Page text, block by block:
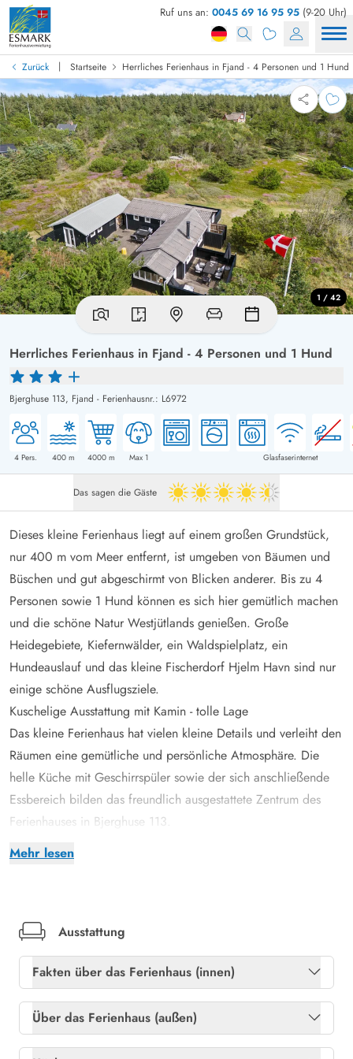
Ruf uns an: 0045 69 16 95 95 (9-20 Uhr)
Zurück | Startseite Herrliches Ferienhaus in Fjand - 4 Personen und 1 Hund
Herrliches Ferienhaus in Fjand - 4 Personen und 1 Hund
Bjerghuse 113, Fjand - Ferienhausnr.: L6972
4Pers. 400m 4000m Max 1 Glasfaserinternet
1 / 42
Das sagen die Gäste 4.5 von 5
Mehr lesen
Dieses kleine Ferienhaus liegt auf einem großen Grundstück,
nur 400 m vom Meer entfernt, ist umgeben von Bäumen und
Büschen und gut abgeschirmt von Blicken anderer. Bis zu 4
Personen sowie 1 Hund können es sich hier gemütlich machen
und die schöne Natur Westjütlands genießen. Große
Heidegebiete, Kiefernwälder, ein Waldspielplatz, ein
Hundeauslauf und das kleine Fischerdorf Hjelm Havn sind nur
einige schöne Ausflugsziele.
Kuschelige Ausstattung mit Kamin - tolle Lage
Das kleine Ferienhaus hat vielen kleine Details und verleiht den
Räumen eine gemütliche und persönliche Atmosphäre. Die
helle Küche mit Geschirrspüler sowie der sich anschließende
Essbereich bilden das freundlich ausgestattete Zentrum des
Ferienhauses in Bjerghuse 113.
Ein Kamin sorgt schnell und zuverlässig für Wärme und wenn
draußen - die vielen Fenster lassen die Sonnenstrahlen herein
und hierher kann man sich auch mal zurückziehen, um
gemütlich in einem Buch zu schmökern.
Geschlossene Terrasse mit Grill, Sonnenliegen und
Außendusche
Ausstattung
Fakten über das Ferienhaus (innen)
Freies Glasfasernetz
Ja
Über das Ferienhaus (außen)
Abstellraum
Ja